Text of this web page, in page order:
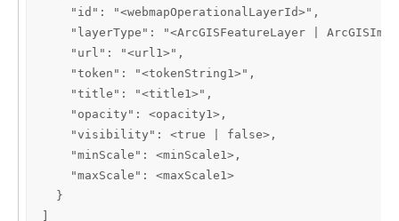
    "id": "<webmapOperationalLayerId>",
"layerType": "<ArcGISFeatureLayer |
    "url": "<url1>",
    "token": "<tokenString1>",
    "title": "<title1>",
    "opacity": <opacity1>,
    "visibility": <true | false>,
    "minScale": <minScale1>,
    "maxScale": <maxScale1>
  }